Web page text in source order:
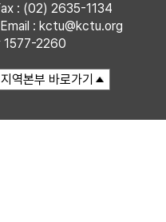
: (02) 2635-1134
: kctu@kctu.org
1577-2260